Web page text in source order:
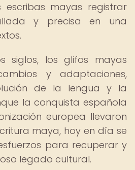
escribas mayas registrar
y precisa en una
siglos, los glifos mayas
y adaptaciones,
de la lengua y la
la conquista española
europea llevaron
maya, hoy en día se
para recuperar y
legado cultural.